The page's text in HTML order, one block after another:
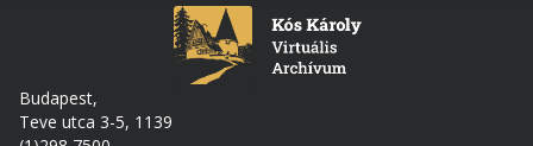
Budapest,
Teve utca 3-5, 1139